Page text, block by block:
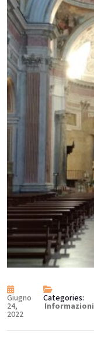
Giugno
24,
2022
Categories:
Informazioni